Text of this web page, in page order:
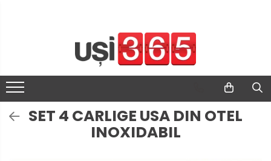
SET 4 CARLIGE USA DIN OTEL
INOXIDABIL